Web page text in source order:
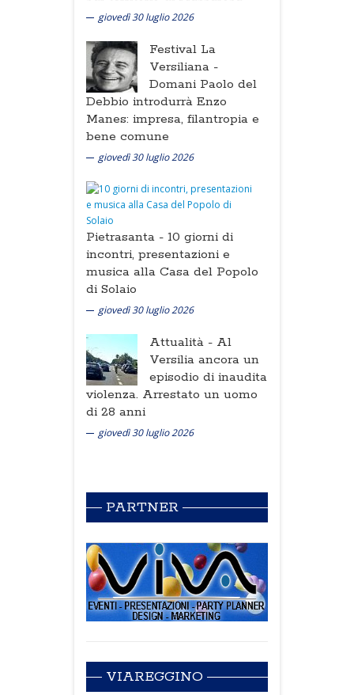
giovedì 30 luglio 2026
Festival La
Versiliana -
Domani Paolo del
Debbio introdurrà Enzo
Manes: impresa, filantropia e
bene comune
giovedì 30 luglio 2026
Pietrasanta - 10 giorni di
incontri, presentazioni e
musica alla Casa del Popolo
di Solaio
giovedì 30 luglio 2026
Attualità - Al
Versilia ancora un
episodio di inaudita
violenza. Arrestato un uomo
di 28 anni
giovedì 30 luglio 2026
PARTNER
VIAREGGINO